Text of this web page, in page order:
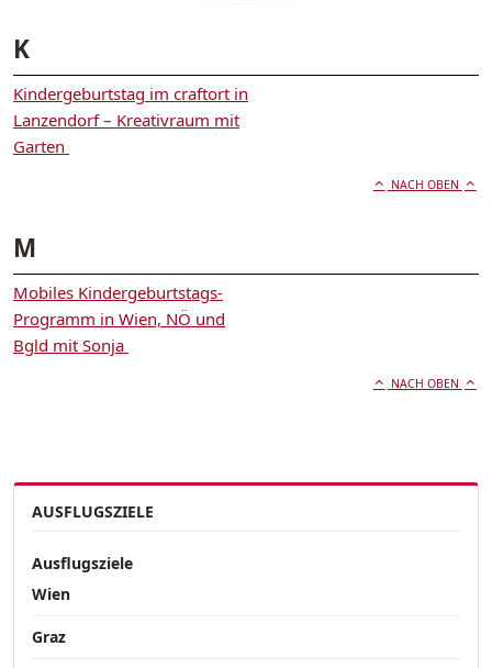
K
Kindergeburtstag im craftort in
Lanzendorf – Kreativraum mit
Garten
NACH OBEN
M
Mobiles Kindergeburtstags-
Programm in Wien, NÖ und
Bgld mit Sonja
NACH OBEN
AUSFLUGSZIELE
Ausflugsziele
Wien
Graz